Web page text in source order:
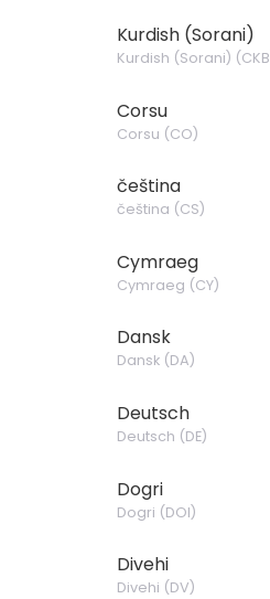
Kurdish (Sorani)
Kurdish (Sorani) (CKB
Corsu
Corsu (CO)
čeština
čeština (CS)
Cymraeg
Cymraeg (CY)
Dansk
Dansk(DA)
Deutsch
Deutsch (DE)
Dogri
Dogri (DOI)
Divehi
Divehi (DV)